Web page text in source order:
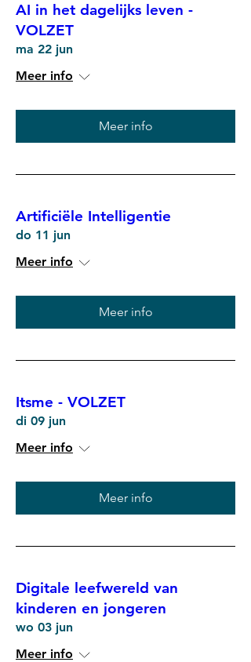
AI in het dagelijks leven -
VOLZET
ma 22 jun
Meer info
Meer info
Artificiële Intelligentie
do 11 jun
Meer info
Meer info
Itsme - VOLZET
di 09 jun
Meer info
Meer info
Digitale leefwereld van
kinderen en jongeren
wo 03 jun
Meer info